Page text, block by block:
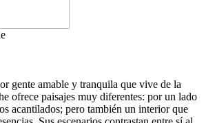
gente amable y tranquila que vive de la
ofrece paisajes muy diferentes: por un lado
acantilados; pero también un interior que